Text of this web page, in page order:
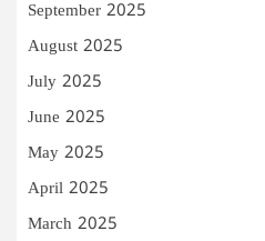
September 2025
August 2025
July 2025
June 2025
May 2025
April 2025
March 2025